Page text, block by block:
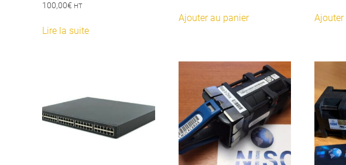
100,00€ HT
Lire la suite
Ajouter au panier Ajouter